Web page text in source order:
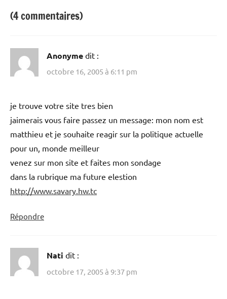
(4 commentaires)
Anonyme dit :
octobre 16, 2005 à 6:11 pm
je trouve votre site tres bien
jaimerais vous faire passez un message: mon nom est
matthieu et je souhaite reagir sur la politique actuelle
pour un, monde meilleur
venez sur mon site et faites mon sondage
dans la rubrique ma future elestion
http://www.savary.hw.tc
Répondre
Nati dit :
octobre 17, 2005 à 9:37 pm